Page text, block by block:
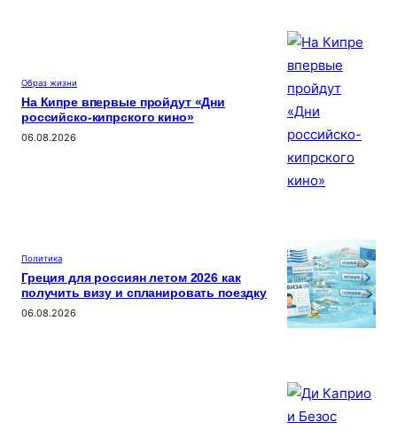
Образ жизни
На Кипре впервые пройдут «Дни
российско-кипрского кино»
06.08.2026
Политика
Греция для россиян летом 2026 как
получить визу и спланировать поездку
06.08.2026